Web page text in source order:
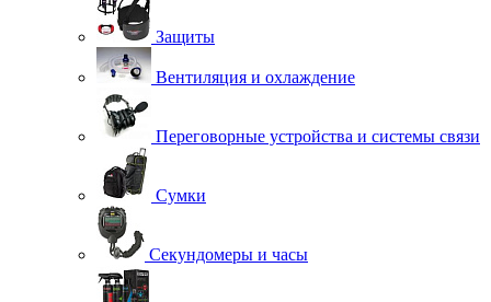
Защиты
Вентиляция и охлаждение
Переговорные устройства и системы связи
Сумки
Секундомеры и часы